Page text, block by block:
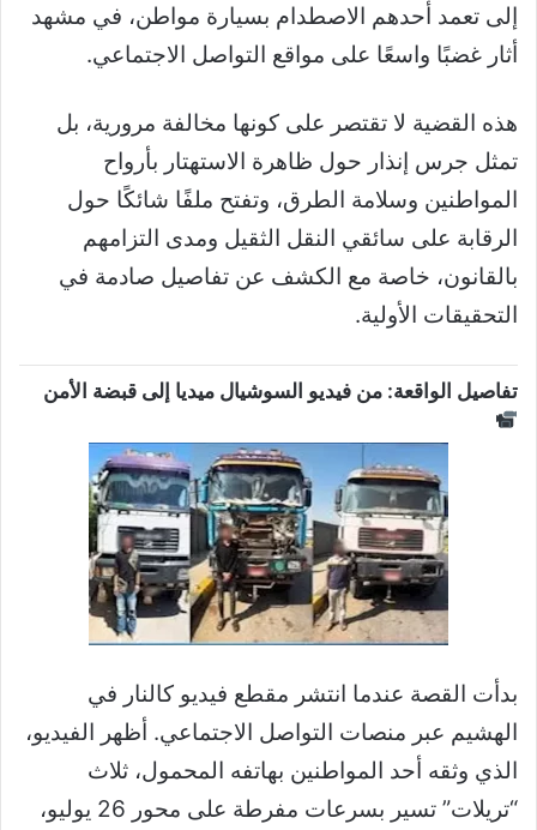
إلى تعمد أحدهم الاصطدام بسيارة مواطن، في مشهد
أثار غضبًا واسعًا على مواقع التواصل الاجتماعي.
هذه القضية لا تقتصر على كونها مخالفة مرورية، بل
تمثل جرس إنذار حول ظاهرة الاستهتار بأرواح
المواطنين وسلامة الطرق، وتفتح ملفًا شائكًا حول
الرقابة على سائقي النقل الثقيل ومدى التزامهم
بالقانون، خاصة مع الكشف عن تفاصيل صادمة في
التحقيقات الأولية.
تفاصيل الواقعة: من فيديو السوشيال ميديا إلى قبضة الأمن
بدأت القصة عندما انتشر مقطع فيديو كالنار في
الهشيم عبر منصات التواصل الاجتماعي. أظهر الفيديو،
الذي وثقه أحد المواطنين بهاتفه المحمول، ثلاث
“تريلات” تسير بسرعات مفرطة على محور 26 يوليو،